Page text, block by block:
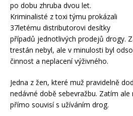
po dobu zhruba dvou let.
Kriminalisté z toxi týmu prokázali
37letému distributorovi desítky
případů jednotlivých prodejů drogy.
trestán nebyl, ale v minulosti byl
činnost a neplacení výživného.
Jedna z žen, které muž pravidelně
nedávné době sebevražbu. Zatím
přímo souvisí s užíváním drog.